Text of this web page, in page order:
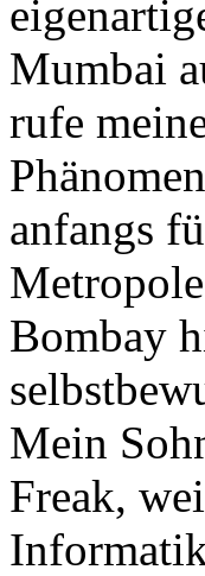
Mumbai
rufe
anfangs
Bombay
Mein
Freak,